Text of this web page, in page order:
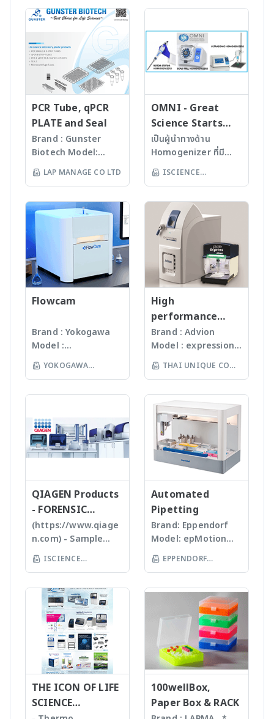
และความปลอดภัยแบบมือ
อาชีพ S.M. CHEMICAL
SUPPLIES มีทีม Product
Specialist ตอบทุกข้อ
สงสัย Tel: (66) 2136 6033
E-mail:
info@smchem.co.th
Website:
www.smchem.co.th
Gene Expression Flex
· Single-Cell Immuno-
Profiling ทำไมต้องเลือก
Azenta? · ประสบการณ์
กว่า 20 ปีในงาน NGS และ
Transcriptomics · ทีม
Bioinformatics ที่มี
คุณภาพ วิเคราะห์ข้อมูลด้วย
Pipeline ที่ Validate แล้ว
· ระยะเวลาเร็ว พร้อม
รายงานที่อ่านง่าย และใช้งาน
ต่อได้ทันที S.M.
CHEMICAL SUPPLIES มีทีม
Product Specialist ตอบ
6033 E-mail:
info@smchem.co.th
Website:
www.smchem.co.th
และซัลเฟต · Prove 600
ความไวสูงสุด เหมาะกับการ
วิเคราะห์น้ำในกระบวนการ
ผลิตที่มีความซับซ้อน รองรับ
การใช้เซลล์ขนาดใหญ่ถึง 100
และความแม่นยำขั้นสูง
Function ตัวเครื่อง:
· Resistive Touch
Screen: สำหรับรุ่น Prove
100 และ 300 plus P-Cap
Glass Touch Screen:
สำหรับรุ่น Prove 600 plus
โค้ด 2D จากเซลล์ และชุด
ทดสอบ เพื่อบันทึกข้อมูลล็อต
วันหมดอายุ และการสอบ
เทียบอัตโนมัติ · รองรับ
เซลล์วัดหลายขนาด: (16 มม.
รอบ และ 10, 20, 50 มม.
สี่เหลี่ยม รวมถึง 100 มม.
สำหรับรุ่น 600 plus)
· เทคโนโลยี: Reference
Beam ช่วยเพิ่มความแม่นยำ
ในการวัด · โปรแกรม
ทดสอบที่ตั้งล่วงหน้าได้:
มากกว่า 200 วิธี รวมถึงการ
และน้ำมัน · รองรับการวัด
ความเข้มข้น การดูดกลืนแสง
การส่งผ่านแสง สเปกตรัม
และการวัดแบบ Kinetics
· เชื่อมต่อผ่าน USB และ
LAN เพื่อการจัดเก็บ และส่ง
ข้อมูลที่สะดวกก S.M.
CHEMICAL SUPPLIES มีทีม
Product Specialist ตอบ
ทุกข้อสงสัย Tel: (66) 2136
6033 E-mail:
info@smchem.co.th
Website:
www.smchem.co.th
เอง ลดเวลาในการเตรียมงาน
และเพิ่มความแม่นยำ การ
ใช้งาน: · ใช้เป็น Matrix
สำหรับ Spiking สาร
มาตรฐานเตรียม
Calibration Standards
และ QC Samples · ใช้ใน
งาน LC-MS/MS, GC-MS,
Immunoassay · เหมาะ
Forensic & Toxicology,
Therapeutic Drug
Monitoring (TDM),
Clinical Research &
Diagnostics ตัวอย่าง
ผลิตภัณฑ์ Blank Human
UTAK 100% Real Whole
Blood, 100% Real
Human Urine, 100%
Real Normal Human
Serum ซึ่งเป็นการเก็บ
สุขภาพดีในสหรัฐอเมริกา
รับใบอนุญาตจากองค์การ
อาหารและยา (FDA) และผ่าน
การตรวจสอบหาสารเสพติด
และแอลกอฮอล์ทั่วไปอย่าง
UTAK? · ผู้ผลิตชั้นนำจาก
Matrix-Based Controls
มากว่า 40 ปี · ผลิตภัณฑ์
ได้รับความไว้วางใจจากห้อง
Forensic Labs ทั่วโลก
· ผลิตภัณฑ์ได้รับการ
รับรองตามมาตรฐาน ISO
และ FDA Registered
สินค้าของ Blank Human
Free Urine Liquid.
· Certified Drug Free
Urine Frozen.
· Normal Human
Serum. · Blank Whole
Blood. S.M. CHEMICAL
SUPPLIES มีทีม Product
Specialist ตอบทุกข้อ
สงสัย Tel: (66) 2136 6033
E-mail:
info@smchem.co.th
Website:
ทั้งระบบ Volumetric และ
แม่นยำสูง ใช้งานง่าย พร้อม
การรับรองคุณภาพตาม
มาตรฐานสากล ระบบ
สำหรับตัวอย่างที่มีปริมาณน้ำ
> 0.1%-100% · ใช้การไต
เตรตด้วยสารละลาย iodine
และคำนวณปริมาณน้ำจาก
ปริมาณสารที่ใช้ · นิยมใน
อุตสาหกรรมยา อาหาร และ
ปิโตรเคมี ระบบ
Coulometric: · เหมาะกับ
การวิเคราะห์ตัวอย่างที่มี
ปริมาณน้ำน้อยมาก (ppm-
level) หรือ < 1% · ไม่ใช้
สารละลายไอโอดีนโดยตรง
แต่สร้างไอโอดีนด้วยไฟฟ้า
(Electrolytic
Generation) · เหมาะ
ความไวและปริมาณตัวอย่าง
น้อย · รองรับมาตรฐาน
ISO/Ph. Eur./USP · ให้ผล
การวิเคราะห์ที่เสถียรและ
แม่นยำ แม้ในสภาวะแวดล้อม
ควบคุมความชื้นต่ำ ตาราง
CHEMICAL SUPPLIES มีทีม
Product Specialist ตอบ
ทุกข้อสงสัย Tel: (66) 2136
6033 E-mail:
info@smchem.co.th
Website:
www.smchem.co.th
เช่น สารเคมีหกรั่วไหล หรือ
การสูดดมสารอันตราย ล้วน
เป็นเรื่องที่ต้องให้ความสำคัญ
และป้องกันตั้งแต่แรกเริ่ม
เพื่อสร้างสภาพแวดล้อมการ
ทำงานที่ปลอดภัย การใช้
อุปกรณ์ป้องกัน และเครื่องมือ
ที่ได้มาตรฐานจึงเป็นสิ่งจำเป็น
เราจึงได้รวบรวมชุดอุปกรณ์
เพื่อความปลอดภัยที่ครบครัน
ไว้ในกล่องเดียว โดยทุกชิ้น
รับการรับรองมาตรฐานสากล
เพื่อปกป้องคุณจากการ
ทำงานในทุก ๆ วัน อุปกรณ์
สำคัญทั้ง 7 ชนิด ได้แก่
1. หน้ากากป้องกันฝุ่น FFP2:
หน้ากากกรองอากาศที่ช่วย
ป้องกันฝุ่นละอองและสารเคมี
อันตรายไม่ให้เข้าสู่ร่างกาย
2. ชุดฉลาก GHS: ฉลากที่ให้
ข้อมูล และบ่งชี้ประเภทของ
สารเคมีได้อย่างชัดเจน
ถุงมือทนทานสูงที่ช่วยป้องกัน
การสัมผัสสารเคมีอันตราย
4. แว่นตานิรภัย: ปกป้อง
ดวงตาของคุณจากไอระเหย
แผ่นดูดซับสารเคมีแบบใช้แล้ว
ทิ้ง 6. น้ำยาทำความสะอาด:
ใช้สำหรับทำความสะอาด
อุปกรณ์ และเครื่องใช้ในห้อง
ของเหลว: สามารถดูดซับสาร
ที่หกรั่วไหลได้ทันที พร้อมปรับ
ค่า pH ให้เป็นกลางเพื่อความ
ปลอดภัยในการกำจัดทิ้ง
หมายเหตุ: · สามารถเลือก
งาน และแยกจำหน่ายได้
จำลอง S.M. CHEMICAL
SUPPLIES มีทีม Product
Specialist ตอบทุกข้อ
สงสัย Tel: (66) 2136 6033
info@smchem.co.th
Website:
www.smchem.co.th
สูงสุดถึง 48 ตัวในหลุมเดียว
ให้คุณประหยัดเวลา · ใช้
ปริมาณตัวอย่างเพียง 25uL/
หลุม · สามารถตรวจได้
Serum, Cell
Supernatant, Protein
Lysate หรือ Biological
Fluid และอื่น ๆ
· Sensitivity ในการ
ตรวจถึงระดับ pg/mL งาน
วิจัยที่เหมาะสม: · โรค
มะเร็ง · โรคทางภูมิคุ้มกัน
· วิทยาภูมิคุ้มกันบำบัด
· โรคอักเสบต่าง ๆ
รายการ Human
Cytokine/Chemokine/
Growth Factor Panel A
วีดีโอสาธิต MILLIPLEX®
Multiplex Assays Using
Luminex® - YouTube
S.M. CHEMICAL
SUPPLIES มีทีม Product
Specialist ตอบทุกข้อ
สงสัย Tel: (66) 2136 6033
E-mail:
www.smchem.co.th
PCR Tube, qPCR
PLATE and Seal
Brand : Gunster
Biotech Model:
World Our
products are
under
ISO13485:2016
standard facility.
Gunster’s advanced
manufacturing
process continually
monitors the
quality of products
testing ensures
Gunster products
DNase, Human DNA
and Endotoxin-free.
We specializing in
plastic injection and
post modification
of plastics; this
allows us to provide
and reasonable
price products to
researcher of the
world **มี
หลากหลายรุ่นสามารถใช้
ร่วมกับเครื่อง qPCR ได้
LAP MANAGE CO LTD
OMNI - Great
Science Starts
HERE!
เป็นผู้นำทางด้าน
Homogenizer ที่มี
คุณภาพสูงจาก USA มา
นานกว่า 60 ปี โดย
Microorganism, Soil,
Faeces, Tissues,
Plant, Hair, Bone,
Seeds ได้ละเอียดภายใน
เวลาไม่เกินหนึ่งนาที ขึ้น
กับรุ่นของเครื่องบด ซึ่งมี
เทคโนโลยีหลากหลายให้
เลือก รวมถึงมีเครื่องรุ่น
Automated
workstation ซึ่ง
สามารถบดตัวอย่างได้ถึง
(www.omni-inc.com)
Rotor-stator
homogenizers เป็น
เครื่องบดแบบมือถือ ใช้
Probes ที่มีขนาดและ
ความคมต่างๆ กันขึ้นกับ
ชนิดและปริมาณของ
samples เหมาะสำหรับ
Tissues, Soft plants
or Emulsion samples
homogenizers อาศัย
คลื่นเสียงในการทำให้
ตัวอย่างละเอียด โดยใช้
Tips ที่มีขนาดต่างๆ กัน
เหมาะสำหรับ Bacteria,
accelerate enzyme
and chemical
reactions, degas
liquids and shear
DNA Bead mill
homogenizers เป็น
เทคโนโลยีใหม่ล่าสุดใน
การบดตัวอย่าง โดยใช้
เม็ด Bead ชนิดและ
ISCIENCE
TECHNOLOGY CO
LTD
Flowcam
Brand : Yokogawa
Model :
Flowcam8000
Imaging particle
งบันทึกภาพคุณภาพสูง
และซอฟแวร์ช่วยในการ
วิเคราะห์ผลที่ผู้ใช้งานจะ
จำนวน รูปร่างและค่า
ข้อมูลทางสถิติที่สำคัญ
เพื่อทำออกมาเป็น
รายงานผลการวิเคราะห์
ได้สะดวกรวดเร็วและถูก
YOKOGAWA
(THAILAND) CO LTD
High
performance
compact mass
spectrometer
Brand : Advion
Model : expression®
S/L With
electrospray (ESI)
pressure chemical
ionization (APCI) ion
sources and a mass
range of m/z 10 –
2000 units, the
expressionS is a
versatile, compact
mass detector
designed with the
chemist in mind.
Features Reaction
monitoring • For
batch and flow
chemistry • Fast
compound
identification and
purity
determination •
Little or no sample
preparation
required with many
novel sample
interfaces
THAI UNIQUE CO
LTD
QIAGEN Products
- FORENSIC
SCIENCE
(https://www.qiage
n.com) - Sample
preparation -
Homogenizer,
Tissuelyser LT,
TissueLyser II,
Automated DNA
extraction, QIAcube
, EZ1 advanced/EZ1
advanced XL,
QIAsymphony -
Assay set up & DNA
quantification -
Liquid handling
ISCIENCE
TECHNOLOGY CO
LTD
Automated
Pipetting
Brand: Eppendorf
Model: epMotion
5075 The
Eppendorf line of
automated liquid
handling systems is
designed to help
you automate
routine pipetting
tasks to free up
your time. Not only
is the epMotion one
of the most
accurate pipetting
EPPENDORF
(THAILAND) CO LTD
THE ICON OF LIFE
SCIENCE
100wellBox,
Paper Box & RACK